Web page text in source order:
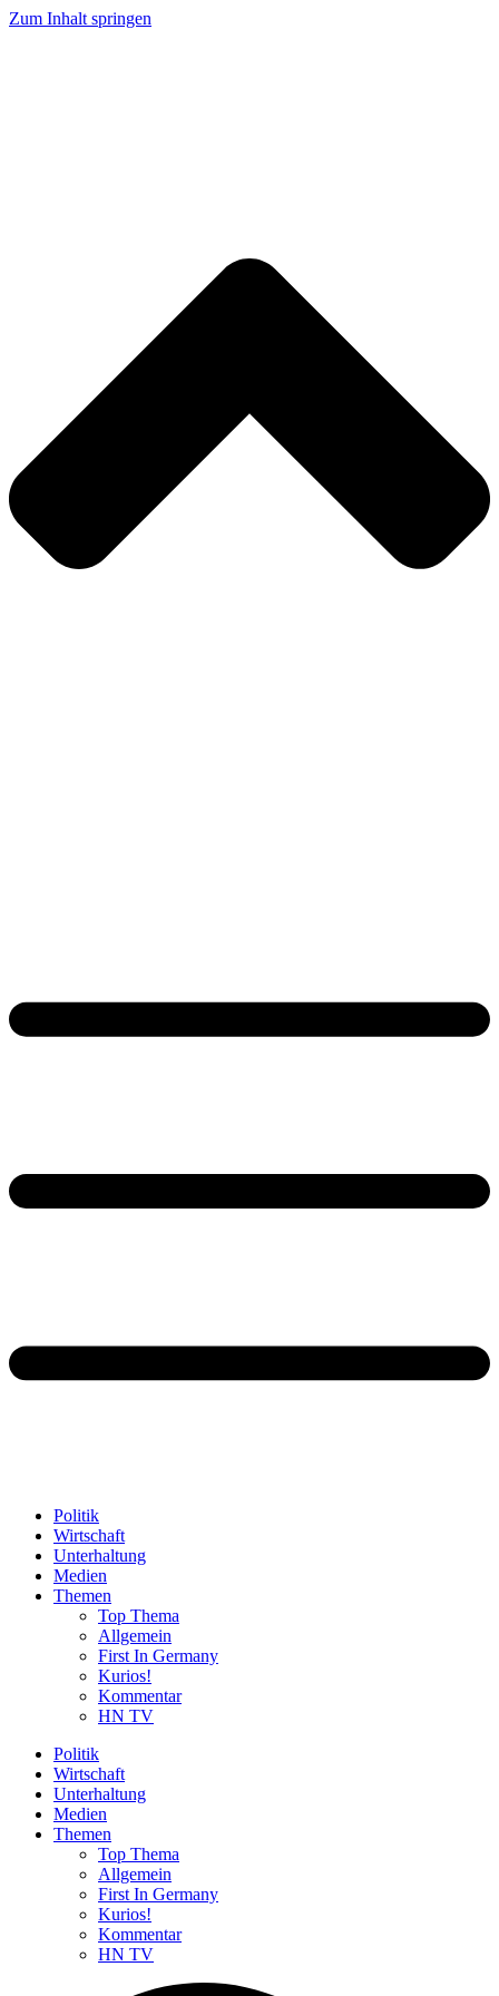
Zum Inhalt springen
Politik
Wirtschaft
Unterhaltung
Medien
Themen
Top Thema
Allgemein
First In Germany
Kurios!
Kommentar
HN TV
Politik
Wirtschaft
Unterhaltung
Medien
Themen
Top Thema
Allgemein
First In Germany
Kurios!
Kommentar
HN TV